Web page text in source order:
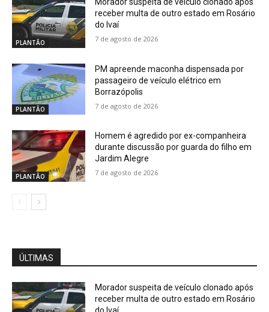
PLANTÃO
receber multa de outro estado em Rosário
do Ivaí
7 de agosto de 2026
PLANTÃO
PM apreende maconha dispensada por
passageiro de veículo elétrico em
Borrazópolis
7 de agosto de 2026
PLANTÃO
Homem é agredido por ex-companheira
durante discussão por guarda do filho em
Jardim Alegre
7 de agosto de 2026
ÚLTIMAS
Morador suspeita de veículo clonado após
receber multa de outro estado em Rosário